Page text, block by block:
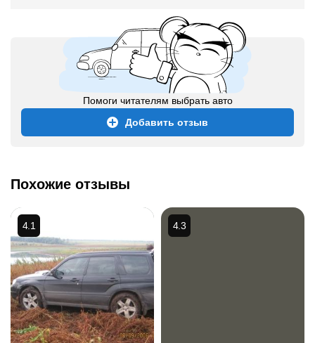
Помоги читателям выбрать авто
Добавить отзыв
Похожие отзывы
4.1 4.3